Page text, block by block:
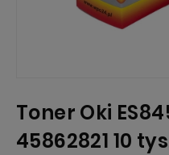
Toner Oki
45862821 10